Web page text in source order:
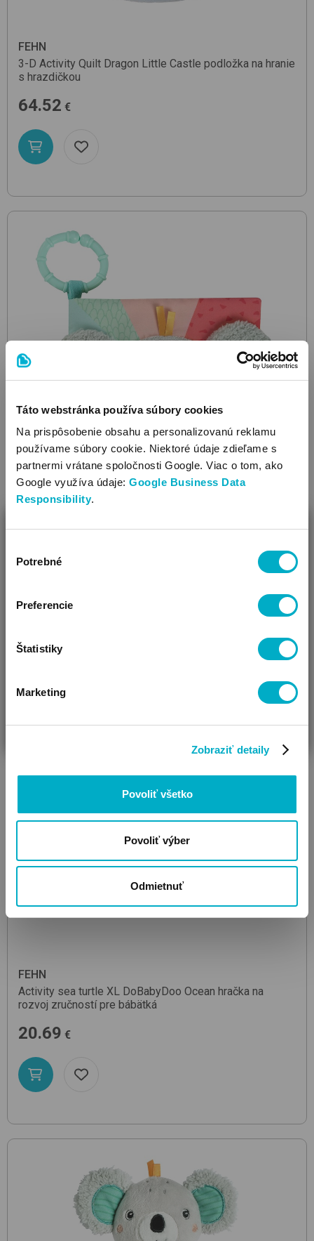
Táto webstránka používa súbory cookies
Na prispôsobenie obsahu a personalizovanú reklamu
používame súbory cookie. Niektoré údaje zdieľame s
partnermi vrátane spoločnosti Google. Viac o tom, ako
Google využíva údaje: Google Business Data
Responsibility.
súhlasu
Potrebné
Preferencie
Štatistiky
Marketing
Zobraziť detaily
Povoliť všetko
Povoliť výber
Odmietnuť
FEHN
3-D Activity Quilt Dragon Little Castle podložka na hranie
s hrazdičkou
64.52 €
17.09
FEHN
Activity sea turtle XL DoBabyDoo Ocean hračka na
rozvoj zručností pre bábätká
20.69 €